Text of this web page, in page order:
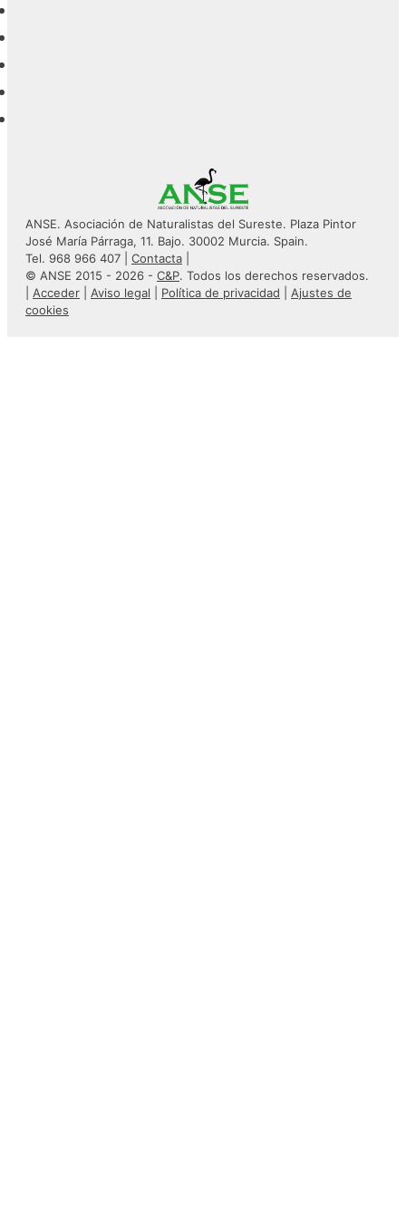
ANSE. Asociación de Naturalistas del Sureste. Plaza Pintor
José María Párraga, 11. Bajo. 30002 Murcia. Spain.
Tel. 968 966 407 | Contacta
© ANSE 2015 - 2026 - C&P. Todos los derechos reservados.
Acceder Aviso legal Política de privacidad
Ajustes de
cookies